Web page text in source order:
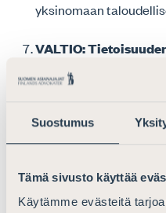
Suostumus
Tämä sivusto käyttää
Käytämme evästeitä
yksinomaan
VALTIO:
systemaattisesti
eduista yritykselle
käytäntöjen pohjalta
selvityksen
koostamisessa).